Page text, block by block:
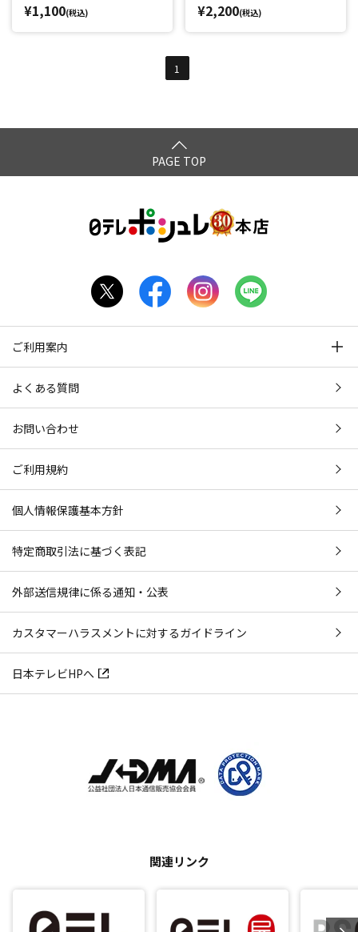
¥1,100(税込) ¥2,200(税込)
1
PAGE TOP
ご利用案内
よくある質問
お問い合わせ
ご利用規約
個人情報保護基本方針
特定商取引法に基づく表記
外部送信規律に係る通知・公表
カスタマーハラスメントに対するガイドライン
日本テレビHPへ
関連リンク